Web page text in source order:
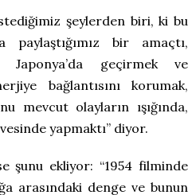
şeylerden biri, ki bu
paylaştığımız bir amaçtı,
Japonya’da geçirmek ve
bağlantısını korumak,
mevcut olayların ışığında,
yapmaktı” diyor.
şunu ekliyor: “1954 filminde
arasındaki denge ve bunun